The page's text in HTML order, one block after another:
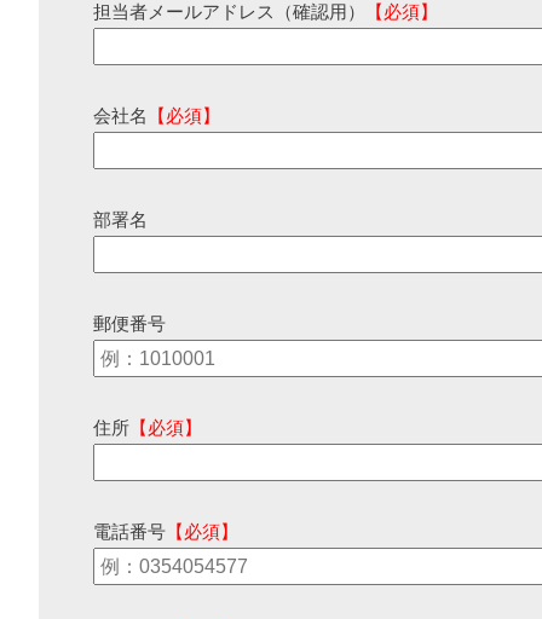
担当者メールアドレス（確認用） 【必須】
会社名 【必須】
部署名
郵便番号
住所 【必須】
電話番号 【必須】